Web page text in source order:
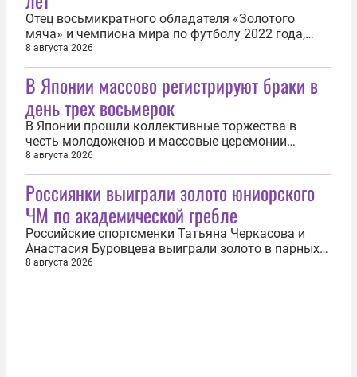
Отец восьмикратного обладателя «Золотого
мяча» и чемпиона мира по футболу 2022 года,
капитана сборной Аргентины Лионеля Месси
Хорхе умер в 68 лет. Об этом 8 августа сообщил
сайт Infobae. «Хорхе Месси, отец Лионеля Андреса
Месси, умер вчера вечером в 22:00 в санатории
города Росарио в Аргентине»...
8 августа 2026
В Японии массово регистрируют браки в
день трех восьмерок
В Японии прошли коллективные торжества в
честь молодоженов и массовые церемонии
регистрации браков в связи с совпадением в
календаре трех восьмерок. Об этом 8 августа
сообщает издание FNN. В токийском районе Ота
местная администрация с самого утра
зарегистрировала более сотни пар, а прием...
8 августа 2026
Россиянки выиграли золото юниорского
ЧМ по академической гребле
Российские спортсменки Татьяна Черкасова и
Анастасия Буровцева выиграли золото в парных
двойках на чемпионате мира по академической
гребле среди юниоров. Соревнования прошли в
8 августа 2026